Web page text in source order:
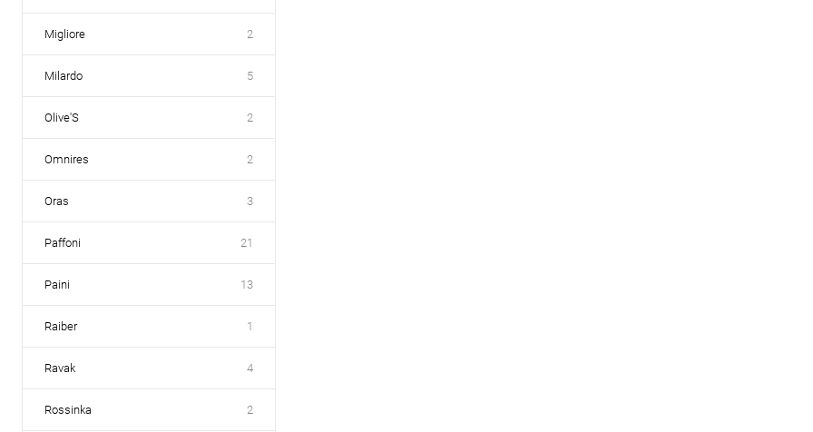
Migliore 2
Milardo 5
Olive'S 2
Omnires 2
Oras 3
Paffoni 21
Paini 13
Raiber 1
Ravak 4
Rossinka 2